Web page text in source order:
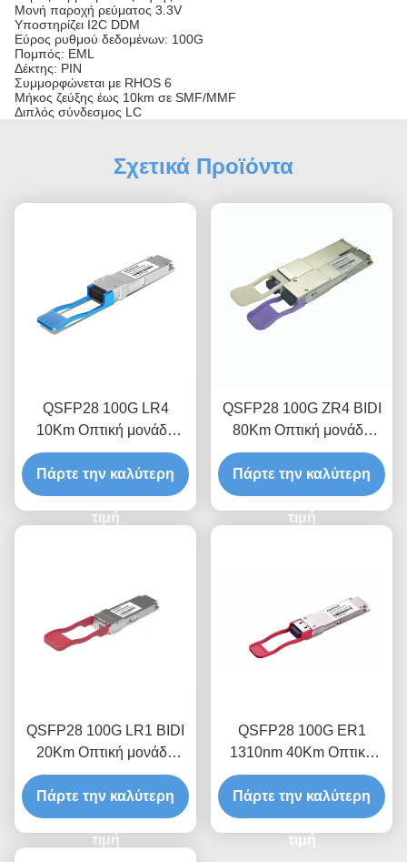
Μονή παροχή ρεύματος 3.3V
Υποστηρίζει I2C DDM
Εύρος ρυθμού δεδομένων: 100G
Πομπός: EML
Δέκτης: PIN
Συμμορφώνεται με RHOS 6
Μήκος ζεύξης έως 10km σε SMF/MMF
Διπλός σύνδεσμος LC
Σχετικά Προϊόντα
QSFP28 100G LR4
10Km Οπτική μονάδα
δέκτη
Πάρτε την καλύτερη
τιμή
QSFP28 100G ZR4 BIDI
80Km Οπτική μονάδα
δέκτη
Πάρτε την καλύτερη
τιμή
QSFP28 100G LR1 BIDI
20Km Οπτική μονάδα
δέκτη
Πάρτε την καλύτερη
τιμή
QSFP28 100G ER1
1310nm 40Km Οπτικό
Module πομπού-δεκτού
Πάρτε την καλύτερη
τιμή